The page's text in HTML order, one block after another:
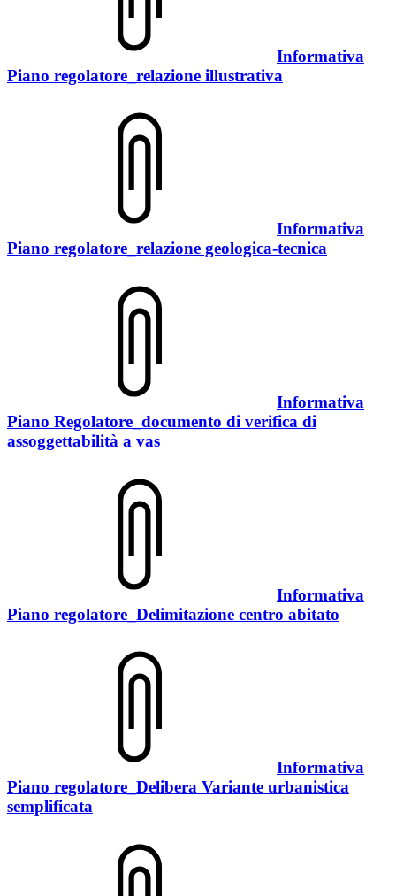
Informativa
Piano regolatore_relazione illustrativa
Informativa
Piano regolatore_relazione geologica-tecnica
Informativa
Piano Regolatore_documento di verifica di
assoggettabilità a vas
Informativa
Piano regolatore_Delimitazione centro abitato
Informativa
Piano regolatore_Delibera Variante urbanistica
semplificata